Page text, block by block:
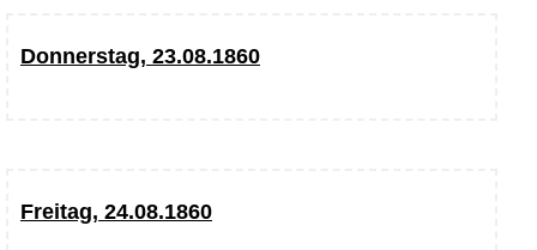
Donnerstag, 23.08.1860
Freitag, 24.08.1860